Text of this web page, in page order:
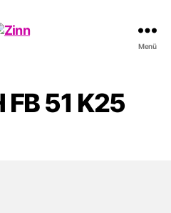
Menü
FB 51 K25